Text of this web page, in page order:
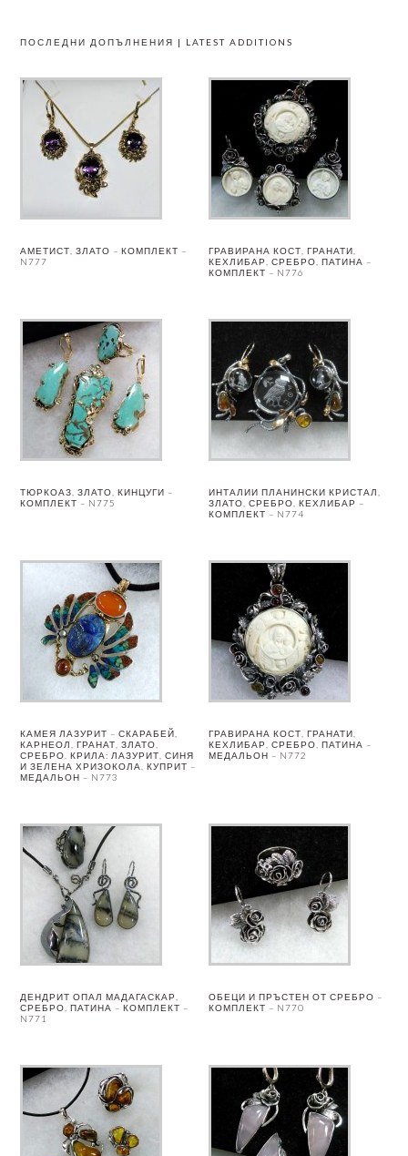
ПОСЛЕДНИ ДОПЪЛНЕНИЯ | LATEST ADDITIONS
АМЕТИСТ, ЗЛАТО – КОМПЛЕКТ –
N777
ГРАВИРАНА КОСТ, ГРАНАТИ,
КЕХЛИБАР, СРЕБРО, ПАТИНА –
КОМПЛЕКТ – N776
ТЮРКОАЗ, ЗЛАТО, КИНЦУГИ –
КОМПЛЕКТ – N775
ИНТАЛИИ ПЛАНИНСКИ КРИСТАЛ,
ЗЛАТО, СРЕБРО, КЕХЛИБАР –
КОМПЛЕКТ – N774
КАМЕЯ ЛАЗУРИТ – СКАРАБЕЙ,
КАРНЕОЛ, ГРАНАТ, ЗЛАТО,
СРЕБРО. КРИЛА: ЛАЗУРИТ, СИНЯ
И ЗЕЛЕНА ХРИЗОКОЛА, КУПРИТ –
МЕДАЛЬОН – N773
ГРАВИРАНА КОСТ, ГРАНАТИ,
КЕХЛИБАР, СРЕБРО, ПАТИНА –
МЕДАЛЬОН – N772
ДЕНДРИТ ОПАЛ МАДАГАСКАР,
СРЕБРО, ПАТИНА – КОМПЛЕКТ –
N771
ОБЕЦИ И ПРЪСТЕН ОТ СРЕБРО –
КОМПЛЕКТ – N770